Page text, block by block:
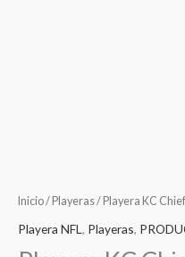
Inicio/ Playeras/ Playera KC
Playera NFL , Playeras,